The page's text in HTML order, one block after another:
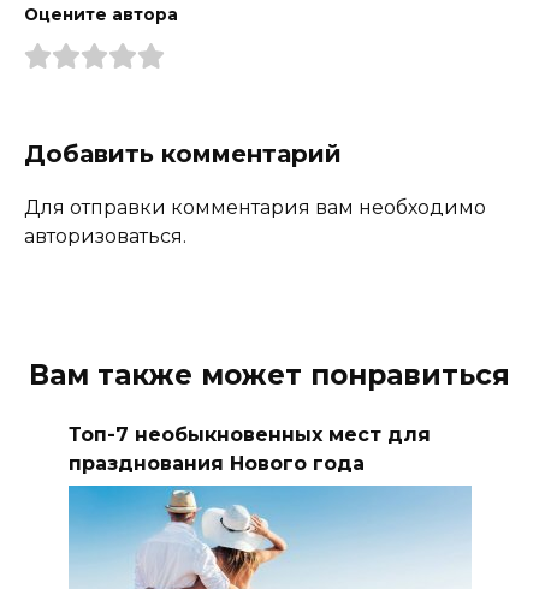
Оцените автора
Добавить комментарий
Для отправки комментария вам необходимо
авторизоваться.
Вам также может понравиться
Топ-7 необыкновенных мест для
празднования Нового года